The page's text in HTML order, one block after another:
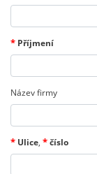
* Příjmení
Název firmy
* Ulice, *číslo